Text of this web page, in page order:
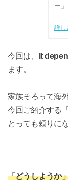
ー
詳し
今回は、 It
ます。
家族そろって海
今回ご紹介する
とっても頼りに
「どうしようか